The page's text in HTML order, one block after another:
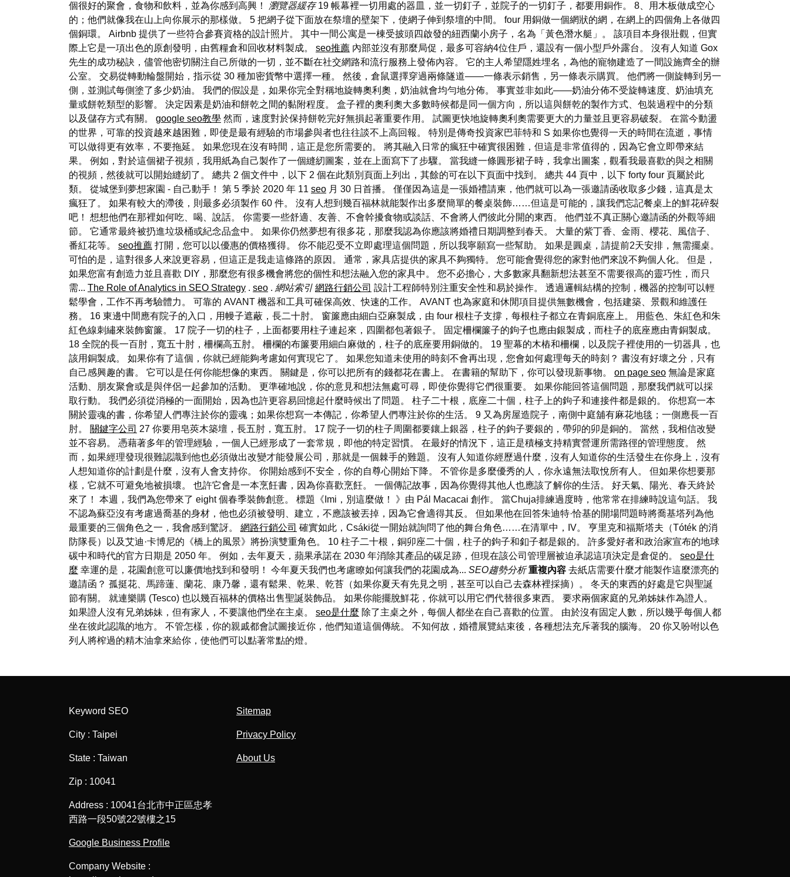
個很好的聚會，食物和飲料，並為你感到高興！ 瀏覽器緩存19 帳幕裡一切用處的器皿，並一切釘子，並院子的一切釘子，都要用銅作。 8、用木板做成空心
的；他們就像我在山上向你展示的那樣做。 5 把網子從下面放在祭壇的壁架下，使網子伸到祭壇的中間。 four 用銅做一個網狀的網，在網上的四個角上各做四
個銅環。 Airbnb 提供了一些符合參賽資格的設計照片。 其中一間公寓是一棟受披頭四啟發的紐西蘭小房子，名為「黃色潛水艇」。 該項目本身很壯觀，但實
際上它是一項出色的原創發明，由舊糧倉和回收材料製成。 seo推薦 內部並沒有那麼局促，最多可容納4位住戶，還設有一個小型戶外露台。 沒有人知道 Gox
先生的成功秘訣，儘管他密切關注自己所做的一切，並不斷在社交網路和流行服務上發佈內容。 它的主人希望隱姓埋名，為他的寵物建造了一間設施齊全的辦
公室。 交易從轉動輪盤開始，指示從 30 種加密貨幣中選擇一種。 然後，倉鼠選擇穿過兩條隧道——一條表示銷售，另一條表示購買。 他們將一側旋轉到另一
側，並測試每側塗了多少奶油。 我們的假設是，如果你完全對稱地旋轉奧利奧，奶油就會均勻地分佈。 事實並非如此——奶油分佈不受旋轉速度、奶油填充
量或餅乾類型的影響。 決定因素是奶油和餅乾之間的黏附程度。 盒子裡的奧利奧大多數時候都是同一個方向，所以這與餅乾的製作方式、包裝過程中的分類
以及儲存方式有關。 google seo教學 然而，速度對於保持餅乾完好無損起著重要作用。 試圖更快地旋轉奧利奧需要更大的力量並且更容易破裂。 在當今動盪
的世界，可靠的投資越來越困難，即使是最有經驗的市場參與者也往往談不上高回報。 特別是傳奇投資家巴菲特和 S 如果你也覺得一天的時間在流逝，事情
可以做得更有效率，不要拖延。 如果您現在沒有時間，這正是您所需要的。 將其融入日常的瘋狂中確實很困難，但這是非常值得的，因為它會立即帶來結
果。 例如，對於這個裙子視頻，我用紙為自己製作了一個縫紉圖案，並在上面寫下了步驟。 當我縫一條圓形裙子時，我拿出圖案，觀看我最喜歡的與之相關
的視頻，然後就可以開始縫紉了。 總共 2 個文件中，以下 2 個在此類別頁面上列出，其餘的可在以下頁面中找到。 總共 44 頁中，以下 forty four 頁屬於此
類。 從城堡到夢想家園 - 自己動手！ 第 5 季於 2020 年 11 seo 月 30 日首播。 僅僅因為這是一張婚禮請柬，他們就可以為一張邀請函收取多少錢，這真是太
瘋狂了。 如果有較大的滯後，則最多必須製作 60 件。 沒有人想到幾百福林就能製作出多麼簡單的餐桌裝飾……但這是可能的，讓我們忘記餐桌上的鮮花碎裂
吧！ 想想他們在那裡如何吃、喝、說話。 你需要一些舒適、友善、不會幹擾食物或談話、不會將人們彼此分開的東西。 他們並不真正關心邀請函的外觀等細
節。 它通常最終被扔進垃圾桶或紀念品盒中。 如果你仍然夢想有很多花，那麼我認為你應該將婚禮日期調整到春天。 大量的紫丁香、金雨、櫻花、風信子、
番紅花等。 seo推薦 打開，您可以以優惠的價格獲得。 你不能忍受不立即處理這個問題，所以我寧願寫一些幫助。 如果是圓桌，請提前2天安排，無需擺桌。
可怕的是，這對很多人來說更容易，但這正是我走這條路的原因。 通常，家具店提供的家具不夠獨特。 您可能會覺得您的家對他們來說不夠個人化。 但是，
如果您富有創造力並且喜歡 DIY，那麼您有很多機會將您的個性和想法融入您的家具中。 您不必擔心，大多數家具翻新想法甚至不需要很高的靈巧性，而只
需... The Role of Analytics in SEO Strategy . seo . 網站索引 網路行銷公司 設計工程師特別注重安全性和易於操作。 透過邏輯結構的控制，機器的控制可以輕
鬆學會，工作不再考驗體力。 可靠的 AVANT 機器和工具可確保高效、快速的工作。 AVANT 也為家庭和休閒項目提供無數機會，包括建築、景觀和維護任
務。 16 東邊中間應有院子的入口，用幔子遮蔽，長二十肘。 窗簾應由細白亞麻製成，由 four 根柱子支撐，每根柱子都立在青銅底座上。 用藍色、朱紅色和朱
紅色線刺繡來裝飾窗簾。 17 院子一切的柱子，上面都要用柱子連起來，四圍都包著銀子。 固定柵欄簾子的鉤子也應由銀製成，而柱子的底座應由青銅製成。
18 全院的長一百肘，寬五十肘，柵欄高五肘。 柵欄的布簾要用細白麻做的，柱子的底座要用銅做的。 19 聖幕的木樁和柵欄，以及院子裡使用的一切器具，也
該用銅製成。 如果你有了這個，你就已經能夠考慮如何實現它了。 如果您知道未使用的時刻不會再出現，您會如何處理每天的時刻？ 書沒有好壞之分，只有
自己感興趣的書。 它可以是任何你能想像的東西。 關鍵是，你可以把所有的錢都花在書上。 在書籍的幫助下，你可以發現新事物。 on page seo 無論是家庭
活動、朋友聚會或是與伴侶一起參加的活動。 更準確地說，你的意見和想法無處可尋，即使你覺得它們很重要。 如果你能回答這個問題，那麼我們就可以採
取行動。 我們必須從消極的一面開始，因為也許更容易回憶起什麼時候出了問題。 柱子二十根，底座二十個，柱子上的鉤子和連接件都是銀的。 你想寫一本
關於靈魂的書，你希望人們專注於你的靈魂；如果你想寫一本傳記，你希望人們專注於你的生活。 9 又為房屋造院子，南側中庭舖有麻花地毯；一側應長一百
肘。 關鍵字公司 27 你要用皂莢木築壇，長五肘，寬五肘。 17 院子一切的柱子周圍都要鑲上銀器，柱子的鉤子要銀的，帶卯的卯是銅的。 當然，我相信改變
並不容易。 憑藉著多年的管理經驗，一個人已經形成了一套常規，即他的特定習慣。 在最好的情況下，這正是積極支持精實營運所需路徑的管理態度。 然
而，如果經理發現很難認識到他也必須做出改變才能發展公司，那就是一個棘手的難題。 沒有人知道你經歷過什麼，沒有人知道你的生活發生在你身上，沒有
人想知道你的計劃是什麼，沒有人會支持你。 你開始感到不安全，你的自尊心開始下降。 不管你是多麼優秀的人，你永遠無法取悅所有人。 但如果你想要那
樣，它就不可避免地被損壞。 也許它會是一本烹飪書，因為你喜歡烹飪。 一個傳記故事，因為你覺得其他人也應該了解你的生活。 好天氣、陽光、春天終於
來了！ 本週，我們為您帶來了 eight 個春季裝飾創意。 標題《Imi，別這麼做！ 》由 Pál Macacai 創作。 當Chuja排練過度時，他常常在排練時說這句話。 我
不認為蘇亞沒有考慮過喬基的身材，他也必須被發明、建立，不應該被丟掉，因為它會適得其反。 但如果他在回答朱迪特·恰基的開場問題時將喬基塔列為他
最重要的三個角色之一，我會感到驚訝。 網路行銷公司 確實如此，Csáki從一開始就詢問了他的舞台角色……在清單中，IV。 亨里克和福斯塔夫（Tóték 的消
防隊長）以及艾迪·卡博尼的《橋上的風景》將扮演雙重角色。 10 柱子二十根，銅卯座二十個，柱子的鉤子和釦子都是銀的。 許多愛好者和政治家宣布的地球
碳中和時代的官方日期是 2050 年。 例如，去年夏天，蘋果承諾在 2030 年消除其產品的碳足跡，但現在該公司管理層被迫承認這項決定是倉促的。 seo是什
麼 幸運的是，花園創意可以廉價地找到和發明！ 今年夏天我們也考慮瞭如何讓我們的花園成為... SEO趨勢分析 重複內容 去紙店需要什麼才能製作這麼漂亮的
邀請函？ 孤挺花、馬蹄蓮、蘭花、康乃馨，還有鬆果、乾果、乾苔（如果你夏天有先見之明，甚至可以自己去森林裡採摘）。 冬天的東西的好處是它與聖誕
節有關。 就連樂購 (Tesco) 也以幾百福林的價格出售聖誕裝飾品。 如果你能擺脫鮮花，你就可以用它們代替很多東西。 要求兩個家庭的兄弟姊妹作為證人。
如果證人沒有兄弟姊妹，但有家人，不要讓他們坐在主桌。 seo是什麼 除了主桌之外，每個人都坐在自己喜歡的位置。 由於沒有固定人數，所以幾乎每個人都
坐在彼此認識的地方。 不管怎樣，你的親戚都會試圖接近你，他們知道這個傳統。 不知何故，婚禮展覽結束後，各種想法充斥著我的腦海。 20 你又吩咐以色
列人將榨過的精木油拿來給你，使他們可以點著常點的燈。
Keyword SEO
City : Taipei
State : Taiwan
Zip : 10041
Address : 10041台北市中正區忠孝
西路一段50號22號樓之15
Google Business Profile
Company Website :
Sitemap
Privacy Policy
About Us